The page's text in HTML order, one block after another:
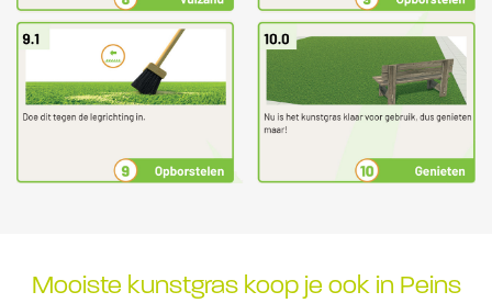
Mooiste kunstgras koop je ook in Peins